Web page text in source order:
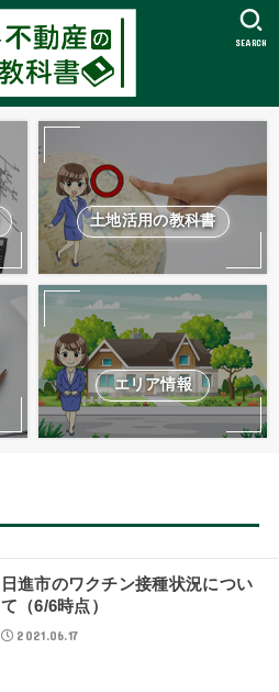
SEARCH
土地活用の教科書
エリア情報
日進市のワクチン接種状況につい
て（6/6時点）
2021.06.17